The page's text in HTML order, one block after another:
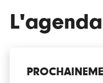
L'agenda